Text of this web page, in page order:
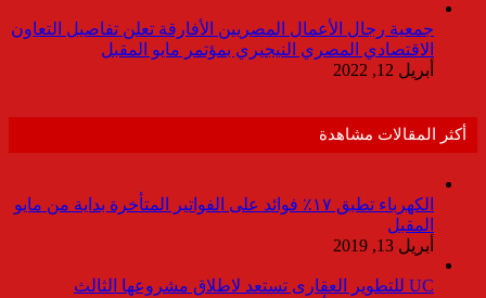
جمعية رجال الأعمال المصريين الأفارقة تعلن تفاصيل التعاون
الاقتصادي المصري النيجيري بمؤتمر مايو المقبل
أبريل 12, 2022
أكثر المقالات مشاهدة
الكهرباء تطبق ١٧٪ فوائد على الفواتير المتأخرة بداية من مايو
المقبل
أبريل 13, 2019
UC للتطوير العقارى تستعد لاطلاق مشروعها الثالث